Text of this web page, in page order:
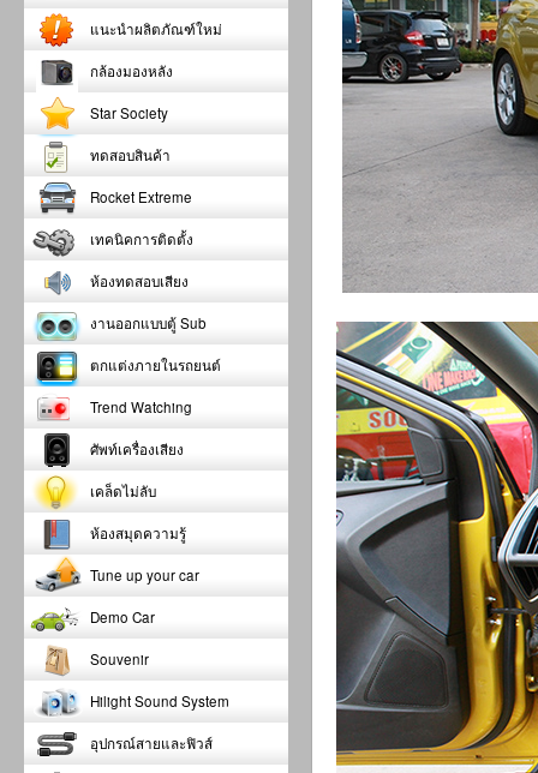
แนะนำผลิตภัณฑ์ใหม่
กล้องมองหลัง
Star Society
ทดสอบสินค้า
Rocket Extreme
เทคนิคการติดตั้ง
ห้องทดสอบเสียง
งานออกแบบตู้ Sub
ตกแต่งภายในรถยนต์
Trend Watching
ศัพท์เครื่องเสียง
เคล็ดไม่ลับ
ห้องสมุดความรู้
Tune up your car
Demo Car
Souvenir
Hilight Sound System
อุปกรณ์สายและฟิวส์